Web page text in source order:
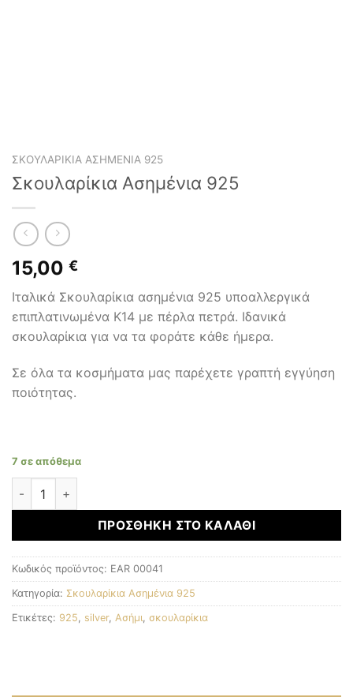
ΣΚΟΥΛΑΡΊΚΙΑ ΑΣΗΜΈΝΙΑ 925
Σκουλαρίκια Ασημένια 925
15,00 €
Ιταλικά Σκουλαρίκια ασημένια 925 υποαλλεργικά
επιπλατινωμένα Κ14 με πέρλα πετρά. Ιδανικά
σκουλαρίκια για να τα φοράτε κάθε ήμερα.
Σε όλα τα κοσμήματα μας παρέχετε γραπτή εγγύηση
ποιότητας.
7 σε απόθεμα
Σκουλαρίκια Ασημένια 925 ποσότητα
ΠΡΟΣΘΉΚΗ ΣΤΟ ΚΑΛΆΘΙ
Κωδικός προϊόντος: EAR 00041
Κατηγορία: Σκουλαρίκια Ασημένια 925
Ετικέτες: 925, silver, Ασήμι, σκουλαρίκια